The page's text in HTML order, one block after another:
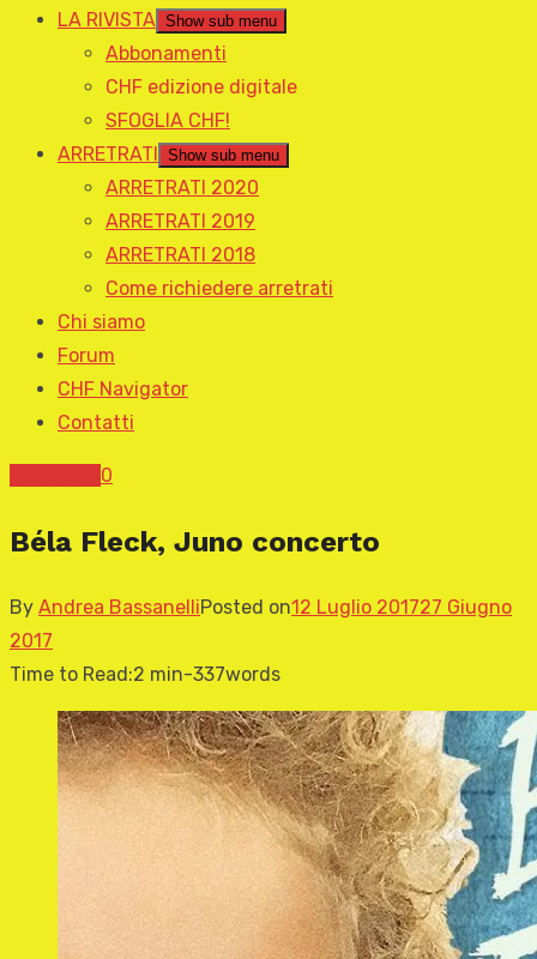
LA RIVISTA Show sub menu
Abbonamenti
CHF edizione digitale
SFOGLIA CHF!
ARRETRATI
Show sub menu
ARRETRATI 2020
ARRETRATI 2019
ARRETRATI 2018
Come richiedere arretrati
Chi siamo
Forum
CHF Navigator
Contatti
0
Béla Fleck, Juno concerto
By Andrea BassanelliPosted on12 Luglio 201727 Giugno
2017
Time to Read:2 min-337words